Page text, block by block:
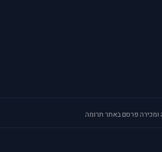
ומכירה·פרסם באתר·תרומה